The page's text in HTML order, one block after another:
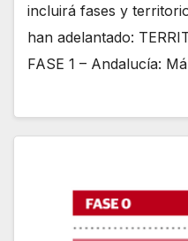
incluirá fases y
han adelantado:
FASE 1 – Andalucía: